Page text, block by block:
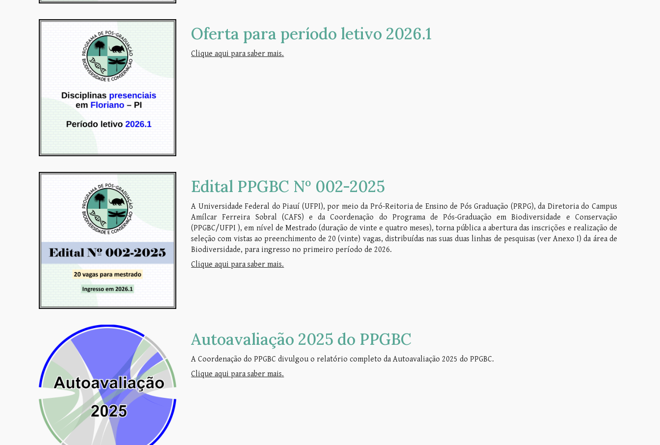
Oferta para período letivo 2026.1
Clique aqui para saber mais.
Edital PPGBC Nº 002-2025
A Universidade Federal do Piauí (UFPI), por meio da Pró-Reitoria de Ensino de Pós Graduação (PRPG), da Diretoria do Campus
Amílcar Ferreira Sobral (CAFS) e da Coordenação do Programa de Pós-Graduação em Biodiversidade e Conservação
(PPGBC/UFPI ), em nível de Mestrado (duração de vinte e quatro meses), torna pública a abertura das inscrições e realização de
seleção com vistas ao preenchimento de 20 (vinte) vagas, distribuídas nas suas duas linhas de pesquisas (ver Anexo I) da área de
Biodiversidade, para ingresso no primeiro período de 2026.
Clique aqui para saber mais.
Autoavaliação 2025 do PPGBC
A Coordenação do PPGBC divulgou o relatório completo da Autoavaliação 2025 do PPGBC.
Clique aqui para saber mais.